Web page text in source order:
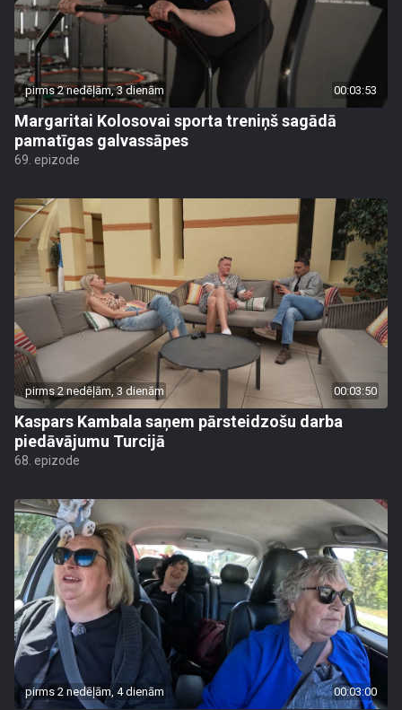
pirms 2 nedēļām, 3 dienām 00:03:53
Margaritai Kolosovai sporta treniņš sagādā
pamatīgas galvassāpes
69. epizode
pirms 2 nedēļām, 3 dienām 00:03:50
Kaspars Kambala saņem pārsteidzošu darba
piedāvājumu Turcijā
68. epizode
pirms 2 nedēļām, 4 dienām 00:03:00